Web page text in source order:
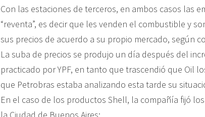
Con las estaciones de terceros, en ambos casos las
“reventa”, es decir que les venden el combustible y
sus precios de acuerdo a su propio mercado, según
La suba de precios se produjo un día después del
practicado por YPF, en tanto que trascendió que Oil
que Petrobras estaba analizando esta tarde su
En el caso de los productos Shell, la compañía fijó
la Ciudad de Buenos Aires: